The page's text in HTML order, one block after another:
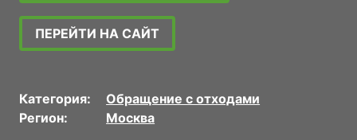
ПЕРЕЙТИ НА САЙТ
Категория:
Обращение с отходами
Регион:
Москва